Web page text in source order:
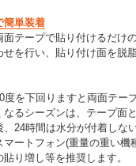
簡単装着
テープで貼り付けるだけの
を行い、貼り付け面を脱
を下回りますと両面テー
るシーズンは、テープ面
24時間は水分が付着しな
ートフォン(重量の重い機
り増し等を推奨します。